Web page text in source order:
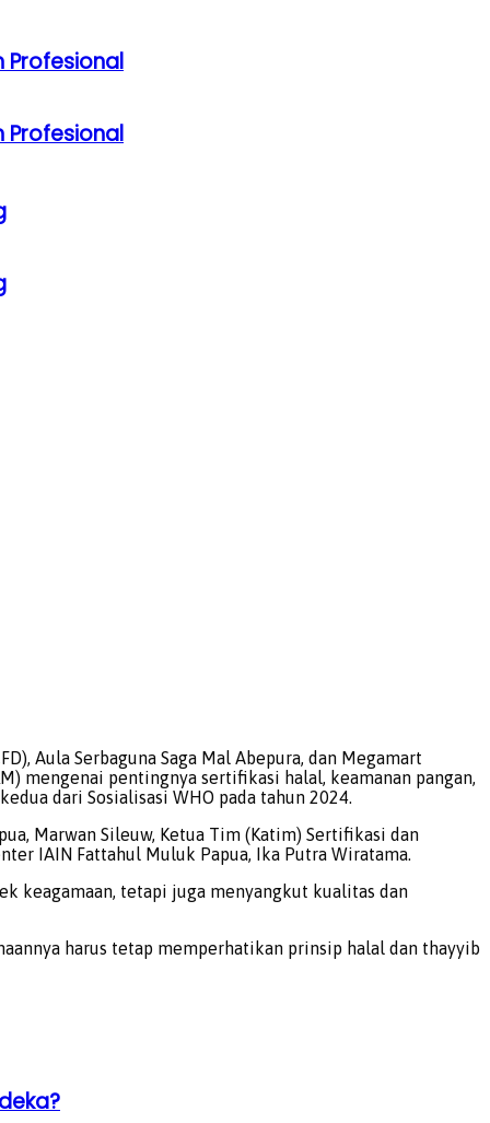
Profesional
Profesional
Aula Serbaguna Saga Mal Abepura, dan Megamart
mengenai pentingnya sertifikasi halal, keamanan pangan,
dari Sosialisasi WHO pada tahun 2024.
Marwan Sileuw, Ketua Tim (Katim) Sertifikasi dan
IAIN Fattahul Muluk Papua, Ika Putra Wiratama.
keagamaan, tetapi juga menyangkut kualitas dan
harus tetap memperhatikan prinsip halal dan thayyib